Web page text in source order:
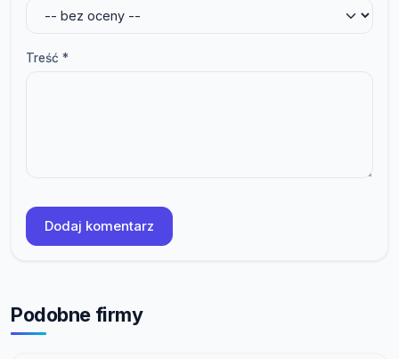
Treść *
Dodaj komentarz
Podobne firmy